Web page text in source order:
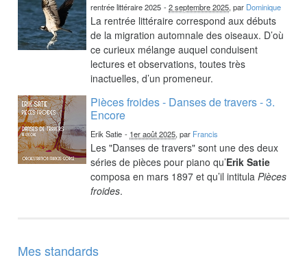
rentrée littéraire 2025 -2 septembre 2025, par Dominique
La rentrée littéraire correspond aux débuts
de la migration automnale des oiseaux. D’où
ce curieux mélange auquel conduisent
lectures et observations, toutes très
inactuelles, d’un promeneur.
Pièces froides - Danses de travers - 3.
Encore
Erik Satie - 1er août 2025, par Francis
Les "Danses de travers" sont une des deux
séries de pièces pour piano qu’Erik Satie
composa en mars 1897 et qu’il intitulaPièces
froides.
Mes standards